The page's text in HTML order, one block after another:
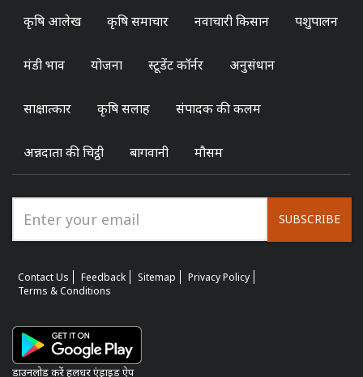
कृषि आलेख कृषि समाचार नवाचारी किसान पशुपालन
मंडी भाव योजना स्टूडेंट कॉर्नर अनुसंधान
साक्षात्कार कृषि सलाह संपादक की कलम
अन्नदाता की चिट्ठी बागवानी मौसम
SUBSCRIBE
Contact Us Feedback Sitemap
Privacy Policy
Terms & Conditions
डाउनलोड करें हलधर एंड्राइड ऐप